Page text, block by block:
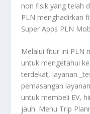
non fisik yang telah
PLN menghadirkan
Super Apps PLN
Melalui fitur ini PLN
untuk mengetahui
terdekat, layanan
pemasangan
untuk membeli EV,
jauh. Menu Trip